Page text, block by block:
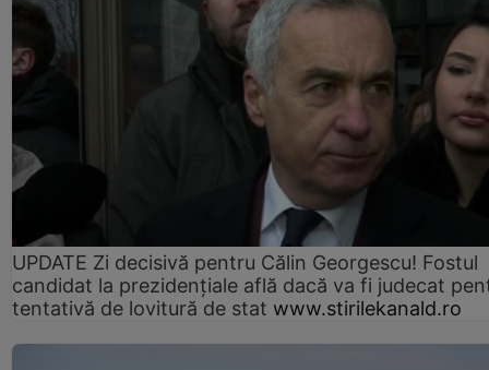
UPDATE Zi decisivă pentru Călin Georgescu! Fostul
candidat la prezidențiale află dacă va fi judecat
tentativă de lovitură de stat www.stirilekanald.ro